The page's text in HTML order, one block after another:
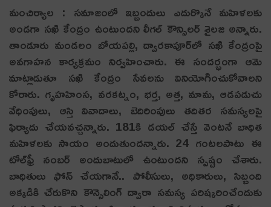
మంచిర్యాల : సమాజంలో ఇబ్బందులు ఎదుర్కొనే మహిళలకు
అండ‌గా స‌ఖి కేంద్రం ఉంటుంద‌ని లీగల్ కౌన్సిలర్ శైల‌జ‌ అన్నారు.
తాండూరు మండ‌లం బోయ‌ప‌ల్లి, ద్వారకాపూర్‌లో స‌ఖి కేంద్రంపై
అవ‌గాహ‌న కార్య‌క్ర‌మం నిర్వ‌హించారు. ఈ సంద‌ర్భంగా ఆమె
మాట్లాడుతూ సఖి కేంద్రం సేవలను వినియోగించుకోవాలని
కోరారు. గృహహింస, వరకట్నం, భర్త, అత్త, మామ, ఆడపడుచు
వేధింపులు, ఆస్తి వివాదాలు, బెదిరింపులు తదితర సమస్యలపై
ఫిర్యాదు చేయవ‌చ్చ‌న్నారు. 181కి డయల్ చేస్తే వెంట‌నే బాధిత‌
మహిళలకు సాయం అందుతుంద‌న్నారు. 24 గంటలపాటు ఈ
టోల్‌ఫ్రీ నంబర్‌ అందుబాటులో ఉంటుందని స్ప‌ష్టం చేశారు.
బాధితులు ఫోన్‌ చేయగానే.. పోలీసులు, అధికారులు, సిబ్బంది
అక్కడికి చేరుకొని కౌన్సెలింగ్‌ ద్వారా సమస్య పరిష్కరించేందుకు